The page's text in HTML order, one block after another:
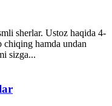
sherlar. Ustoz haqida 4-
chiqing hamda undan
sizga...